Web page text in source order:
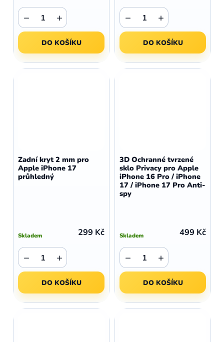
+
−
DO KOŠÍKU
+
−
DO KOŠÍKU
Zadní kryt 2 mm pro
Apple iPhone 17
průhledný
Skladem 299 Kč
+
−
DO KOŠÍKU
3D Ochranné tvrzené
sklo Privacy pro Apple
iPhone 16 Pro / iPhone
17 / iPhone 17 Pro Anti-
spy
Skladem 499 Kč
+
−
DO KOŠÍKU